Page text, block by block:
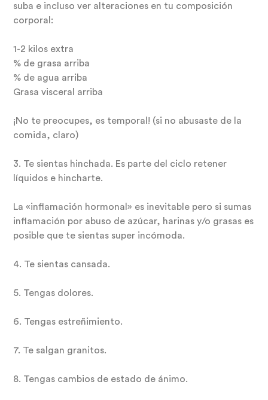
suba e incluso ver alteraciones en tu composición
corporal:
1-2 kilos extra
% de grasa arriba
% de agua arriba
Grasa visceral arriba
¡No te preocupes, es temporal! (si no abusaste de la
comida, claro)
3. Te sientas hinchada. Es parte del ciclo retener
líquidos e hincharte.
La «inflamación hormonal» es inevitable pero si sumas
inflamación por abuso de azúcar, harinas y/o grasas es
posible que te sientas super incómoda.
4. Te sientas cansada.
5. Tengas dolores.
6. Tengas estreñimiento.
7. Te salgan granitos.
8. Tengas cambios de estado de ánimo.